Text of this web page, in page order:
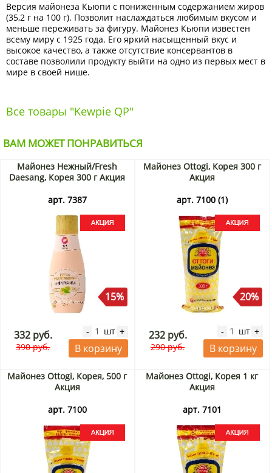
Версия майонеза Кьюпи с пониженным содержанием жиров
(35,2 г на 100 г). Позволит наслаждаться любимым вкусом и
меньше переживать за фигуру. Майонез Кьюпи известен
всему миру с 1925 года. Его яркий насыщенный вкус и
высокое качество, а также отсутствие консервантов в
составе позволили продукту выйти на одно из первых мест в
мире в своей нише.
Все товары "Kewpie QP"
ВАМ МОЖЕТ ПОНРАВИТЬСЯ
Майонез Нежный/Fresh
Daesang, Корея 300 г Акция
арт. 7387
15%
332 руб.
390 руб.
- шт +
В корзину
Майонез Ottogi, Корея 300 г
Акция
арт. 7100 (1)
20%
232 руб.
290 руб.
- шт +
В корзину
Майонез Ottogi, Корея, 500 г
Акция
арт. 7100
Майонез Ottogi, Корея 1 кг
Акция
арт. 7101